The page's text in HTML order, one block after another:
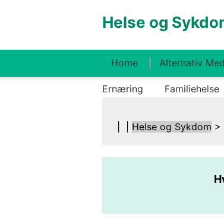
Helse og
Home Alternativ
Ernæring Familiehelse
Helse og Sykdom >